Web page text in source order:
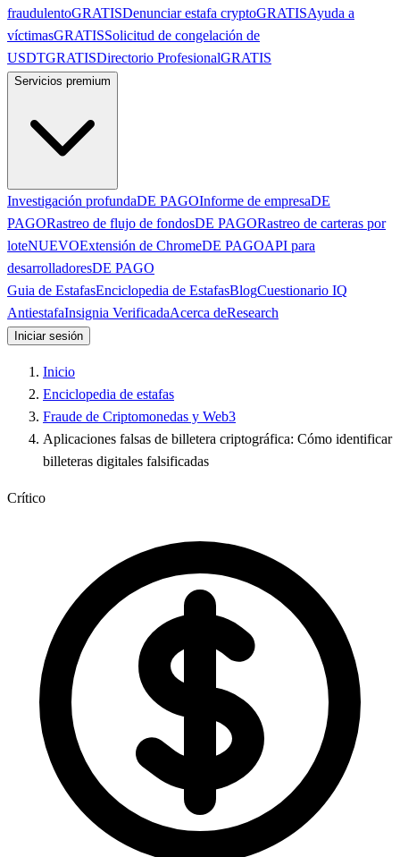
fraudulentoGRATISDenunciar estafa cryptoGRATISAyuda a
víctimasGRATISSolicitud de congelación de
USDTGRATISDirectorio ProfesionalGRATIS
Servicios premium
Investigación profundaDE PAGOInforme de empresaDE
PAGORastreo de flujo de fondosDE PAGORastreo de carteras por
loteNUEVOExtensión de ChromeDE PAGOAPI para
desarrolladoresDE PAGO
Guia de EstafasEnciclopedia de EstafasBlogCuestionario IQ
AntiestafaInsignia VerificadaAcerca deResearch
Iniciar sesión
Inicio
Enciclopedia de estafas
Fraude de Criptomonedas y Web3
Aplicaciones falsas de billetera criptográfica: Cómo identificar
billeteras digitales falsificadas
Crítico